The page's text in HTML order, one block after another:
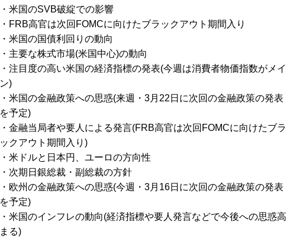
・米国のSVB破綻での影響
・FRB高官は次回FOMCに向けたブラックアウト期間入り
・米国の国債利回りの動向
・主要な株式市場(米国中心)の動向
・注目度の高い米国の経済指標の発表(今週は消費者物価指数がメイ
ン)
・米国の金融政策への思惑(来週・3月22日に次回の金融政策の発表
を予定)
・金融当局者や要人による発言(FRB高官は次回FOMCに向けたブラ
ックアウト期間入り)
・米ドルと日本円、ユーロの方向性
・次期日銀総裁・副総裁の方針
・欧州の金融政策への思惑(今週・3月16日に次回の金融政策の発表
を予定)
・米国のインフレの動向(経済指標や要人発言などで今後への思惑高
まる)